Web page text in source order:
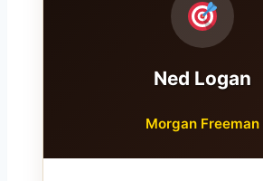
Ned Logan
Morgan Freeman